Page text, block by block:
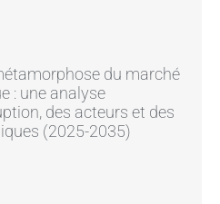
du marché
: une analyse
des acteurs et des
(2025-2035)